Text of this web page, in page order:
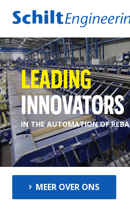
Producten
BETONSTAAL KNIP- EN
LEADING
INNOVATORS
IN THE AUTOMATION OF
MEER OVER ONS